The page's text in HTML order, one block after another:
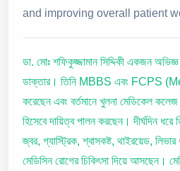
and improving overall patient
ডা. মোঃ শফিকুজ্জামান সিদ্দিকী একজন
ডাক্তার। তিনি MBBS এবং FCPS
করেছেন এবং বর্তমানে খুলনা মেডিকেল
হিসেবে দায়িত্ব পালন করছেন। দীর্ঘদিন ধরে
জ্বর, গ্যাস্ট্রিক, শ্বাসকষ্ট, থাইরয়েড,
মেডিসিন রোগের চিকিৎসা দিয়ে আসছেন।